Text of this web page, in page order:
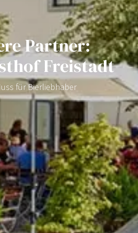
Partner:
Freistadt
für Bierliebhaber